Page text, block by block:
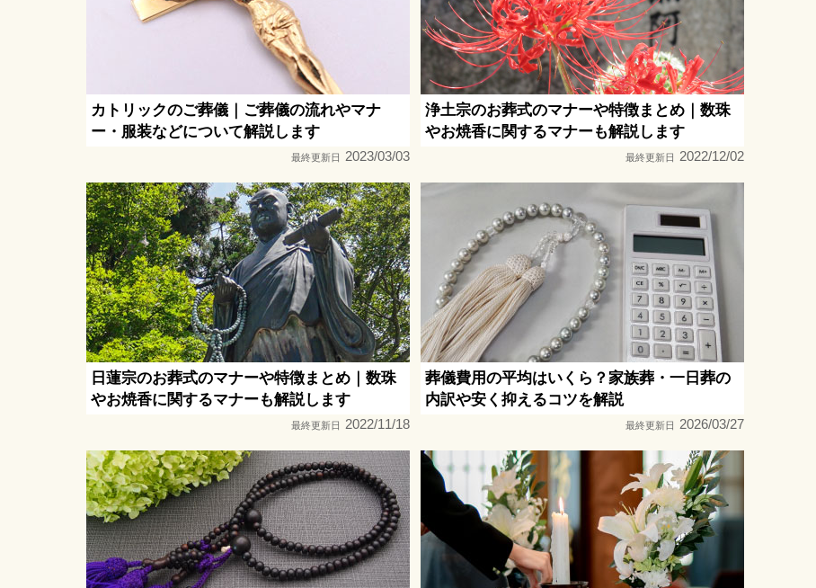
カトリックのご葬儀｜ご葬儀の流れやマナ
ー・服装などについて解説します
最終更新日 2023/03/03
浄土宗のお葬式のマナーや特徴まとめ｜数珠
やお焼香に関するマナーも解説します
最終更新日 2022/12/02
日蓮宗のお葬式のマナーや特徴まとめ｜数珠
やお焼香に関するマナーも解説します
最終更新日 2022/11/18
葬儀費用の平均はいくら？家族葬・一日葬の
内訳や安く抑えるコツを解説
最終更新日 2026/03/27